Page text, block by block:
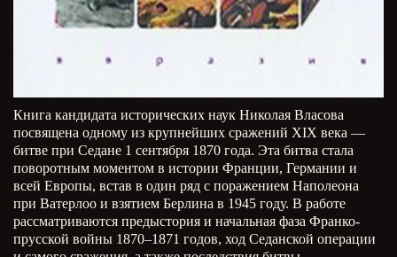
Книга кандидата исторических наук Николая Власова
посвящена одному из крупнейших сражений XIX века —
битве при Седане 1 сентября 1870 года. Эта битва стала
поворотным моментом в истории Франции, Германии и
всей Европы, встав в один ряд с поражением Наполеона
при Ватерлоо и взятием Берлина в 1945 году. В работе
рассматриваются предыстория и начальная фаза Франко-
прусской войны 1870–1871 годов, ход Седанской операции